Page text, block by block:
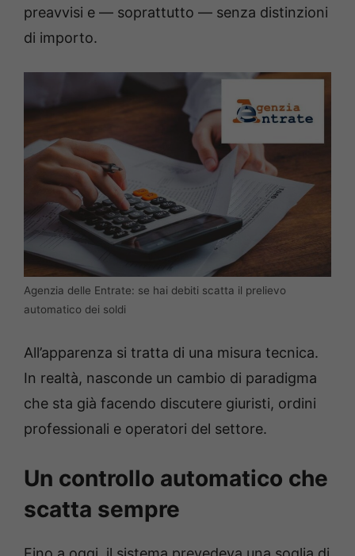
preavvisi e — soprattutto — senza distinzioni
di importo.
Agenzia delle Entrate: se hai debiti scatta il prelievo
automatico dei soldi
All’apparenza si tratta di una misura tecnica.
In realtà, nasconde un cambio di paradigma
che sta già facendo discutere giuristi, ordini
professionali e operatori del settore.
Un controllo automatico che
scatta sempre